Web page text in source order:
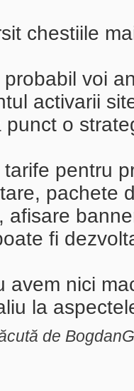
chestiile
voi
activarii
punct o
pentru
pachete
afisare
fi
avem nici
la
de